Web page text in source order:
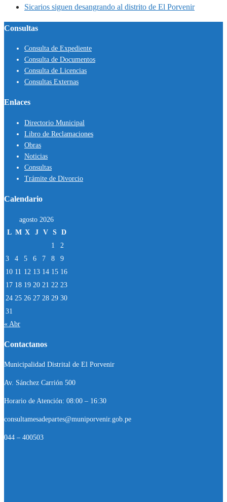
Sicarios siguen desangrando al distrito de El Porvenir
Consultas
Consulta de Expediente
Consulta de Documentos
Consulta de Licencias
Consultas Externas
Enlaces
Directorio Municipal
Libro de Reclamaciones
Obras
Noticias
Consultas
Trámite de Divorcio
Calendario
agosto 2026
L M X J V S D
1
2
3
4 5 6 7 8
9
10 11 12 13 14 15 16
17 18 19 20 21 22 23
24 25 26 27 28 29 30
31
« Abr
Contactanos
Municipalidad Distrital de El Porvenir
Av. Sánchez Carrión 500
Horario de Atención: 08:00 – 16:30
consultamesadepartes@muniporvenir.gob.pe
044 – 400503